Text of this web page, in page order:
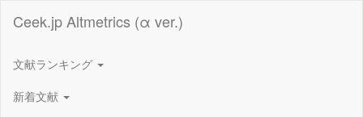
Ceek.jp Altmetrics (α ver.)
文献ランキング
新着文献